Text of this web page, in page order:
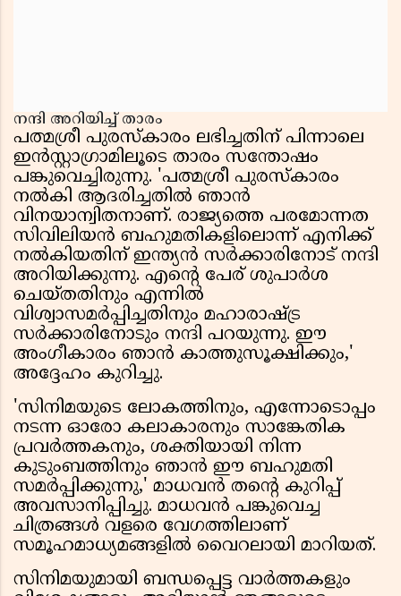
നന്ദി അറിയിച്ച് താരം
പത്മശ്രീ പുരസ്കാരം ലഭിച്ചതിന് പിന്നാലെ
ഇൻസ്റ്റാഗ്രാമിലൂടെ താരം സന്തോഷം
പങ്കുവെച്ചിരുന്നു. 'പത്മശ്രീ പുരസ്കാരം
നൽകി ആദരിച്ചതിൽ ഞാൻ
വിനയാന്വിതനാണ്. രാജ്യത്തെ പരമോന്നത
സിവിലിയൻ ബഹുമതികളിലൊന്ന് എനിക്ക്
നൽകിയതിന് ഇന്ത്യൻ സർക്കാരിനോട് നന്ദി
അറിയിക്കുന്നു. എൻ്റെ പേര് ശുപാർശ
ചെയ്തതിനും എന്നിൽ
വിശ്വാസമർപ്പിച്ചതിനും മഹാരാഷ്ട്ര
സർക്കാരിനോടും നന്ദി പറയുന്നു. ഈ
അംഗീകാരം ഞാൻ കാത്തുസൂക്ഷിക്കും,'
അദ്ദേഹം കുറിച്ചു.
'സിനിമയുടെ ലോകത്തിനും, എന്നോടൊപ്പം
നടന്ന ഓരോ കലാകാരനും സാങ്കേതിക
പ്രവർത്തകനും, ശക്തിയായി നിന്ന
കുടുംബത്തിനും ഞാൻ ഈ ബഹുമതി
സമർപ്പിക്കുന്നു,' മാധവൻ തൻ്റെ കുറിപ്പ്
അവസാനിപ്പിച്ചു. മാധവൻ പങ്കുവെച്ച
ചിത്രങ്ങൾ വളരെ വേഗത്തിലാണ്
സമൂഹമാധ്യമങ്ങളിൽ വൈറലായി മാറിയത്.
സിനിമയുമായി ബന്ധപ്പെട്ട വാർത്തകളും